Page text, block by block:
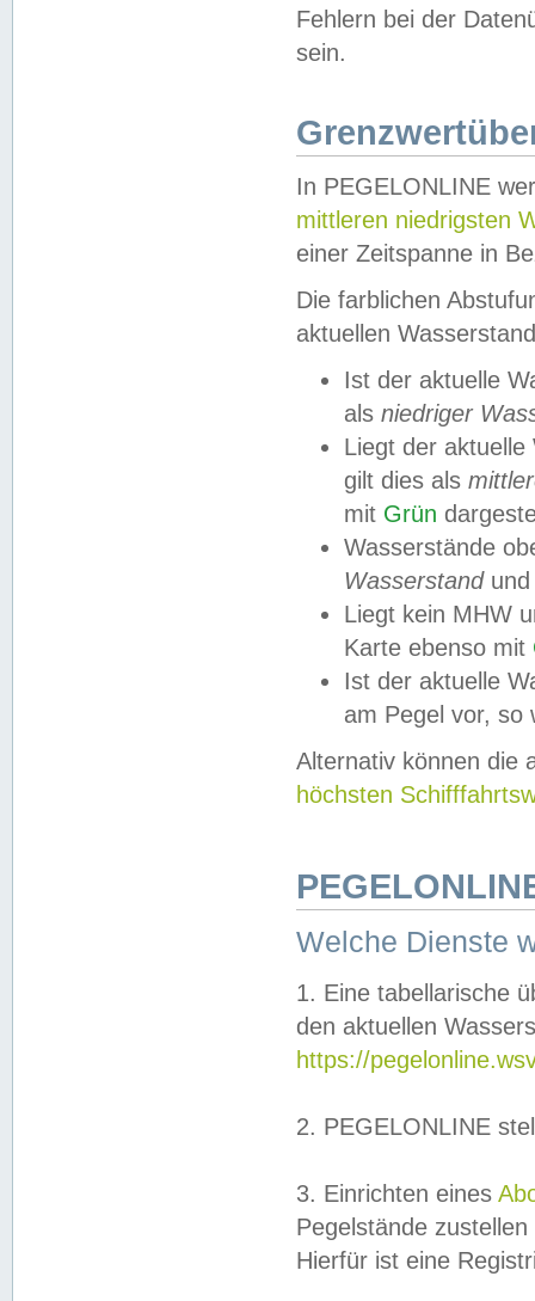
Fehlern bei der
sein.
In PEGELONLINE
mittleren niedrigsten
einer Zeitspanne in
Die farblichen
aktuellen
Ist der aktuelle
als niedriger
Liegt der
gilt dies als
mit Grün
Wasserstände
Wasserstandund
Liegt kein MHW
Karte ebenso mit
Ist der aktuelle
am Pegel vor,
Alternativ können die
höchsten
Welche Dienste
1. Eine tabellarische
den aktuellen
https://
2. PEGELONLINE
3. Einrichten eines
Pegelstände
Hierfür ist eine